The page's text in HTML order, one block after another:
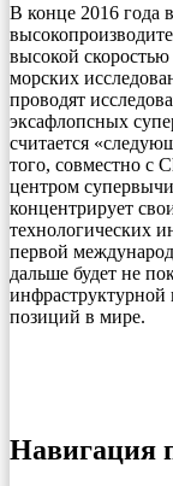
В конце 2016 года
высокой
морских
проводят
эксафлопсных
считается
того, совместно с
центром
концентрирует
технологических
первой
дальше будет не
инфраструктурной
позиций в мире.
Навигация